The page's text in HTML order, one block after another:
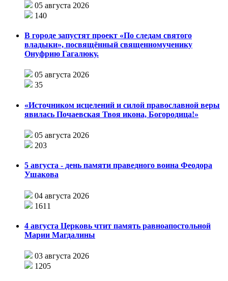
05 августа 2026
140
В городе запустят проект «По следам святого
владыки», посвящённый священномученику
Онуфрию Гагалюку.
05 августа 2026
35
«Источником исцелений и силой православной веры
явилась Почаевская Твоя икона, Богородица!»
05 августа 2026
203
5 августа - день памяти праведного воина Феодора
Ушакова
04 августа 2026
1611
4 августа Церковь чтит память равноапостольной
Марии Магдалины
03 августа 2026
1205